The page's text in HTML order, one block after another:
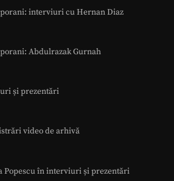
interviuri cu Hernan Diaz
Abdulrazak Gurnah
și prezentări
video de arhivă
Popescu în interviuri și prezentări